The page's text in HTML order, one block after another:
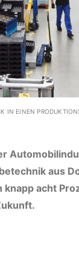
IN EINEN
aus
knapp acht